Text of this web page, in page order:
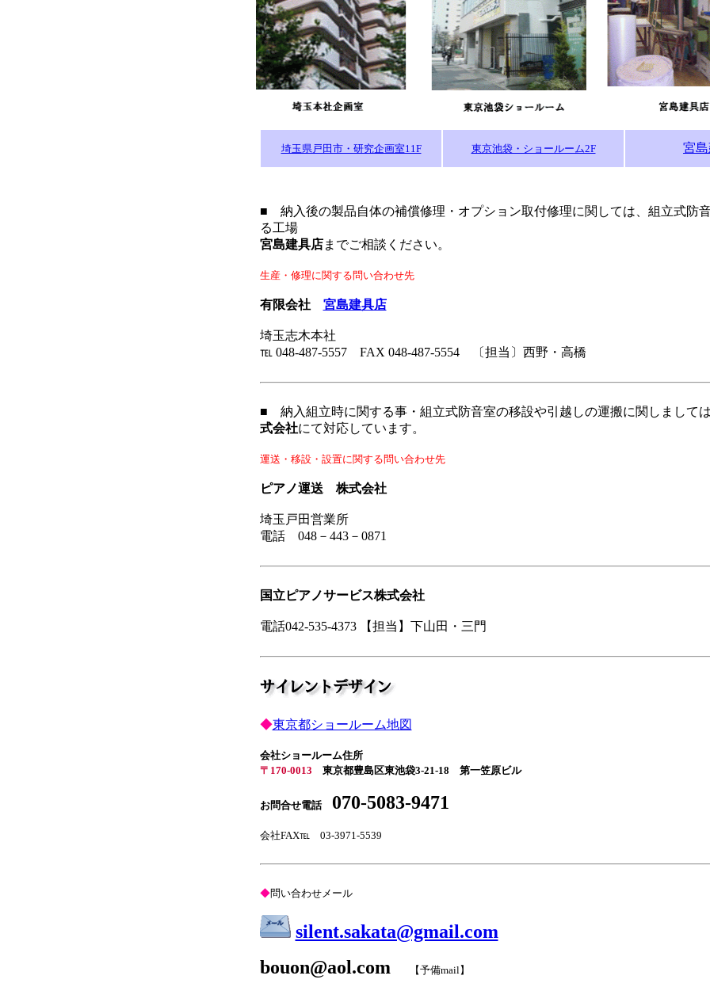
埼玉県戸田市・研究企画室11F 東京池袋・ショールーム2F 宮
■ 納入後の製品自体の補償修理・オプション取付修理に関しては、組立式防
る工場
宮島建具店までご相談ください。
生産・修理に関する問い合わせ先
有限会社 宮島建具店
埼玉志木本社
℡ 048-487-5557 FAX 048-487-5554 〔担当〕西野・高橋
■ 納入組立時に関する事・組立式防音室の移設や引越しの運搬に関しまして
式会社にて対応しています。
運送・移設・設置に関する問い合わせ先
ピアノ運送 株式会社
埼玉戸田営業所
電話 048－443－0871
国立ピアノサービス株式会社
電話042-535-4373 【担当】下山田・三門
◆東京都ショールーム地図
会社ショールーム住所
〒170-0013
東京都豊島区東池袋3-21-18 第一笠原ビル
お問合せ電話 070-5083-9471
会社FAX℡ 03-3971-5539
◆問い合わせメール
silent.sakata@gmail.com
bouon@aol.com
【予備mail】